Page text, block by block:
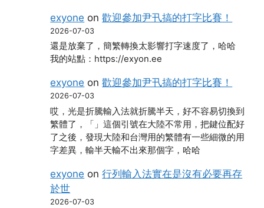
exyone on歡迎參加尹卂搞的打字比賽！
2026-07-03
還是放棄了，簡繁轉換太影響打字速度了，哈哈
我的站點：https://exyon.ee
exyone on歡迎參加尹卂搞的打字比賽！
2026-07-03
哎，光是折騰輸入法就折騰半天，好不容易切換到
繁體了，「」這個引號在大陸不常用，把鍵位配好
了之後，發現大陸和台灣用的繁體有一些細微的用
字差異，輸半天輸不出來那個字，哈哈
exyone on行列輸入法實在是沒有必要再存
於世
2026-07-03